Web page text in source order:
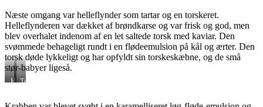
Næste omgang var helleflynder som tartar og en torskeret.
Helleflynderen var dækket af brøndkarse og var frisk og god, men
blev overhalet indenom af en let saltede torsk med kaviar. Den
svømmede behageligt rundt i en flødeemulsion på kål og ærter. Den
torsk døde lykkeligt og har opfyldt sin torskeskæbne, og de små
stør-babyer ligeså.
Helleflynder
Torsk